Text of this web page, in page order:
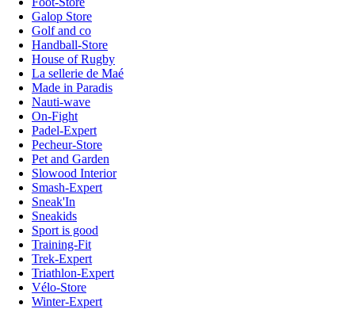
Galop Store
Golf and co
Handball-Store
House of Rugby
La sellerie de Maé
Made in Paradis
Nauti-wave
On-Fight
Padel-Expert
Pecheur-Store
Pet and Garden
Slowood Interior
Smash-Expert
Sneak'In
Sneakids
Sport is good
Training-Fit
Trek-Expert
Triathlon-Expert
Vélo-Store
Winter-Expert